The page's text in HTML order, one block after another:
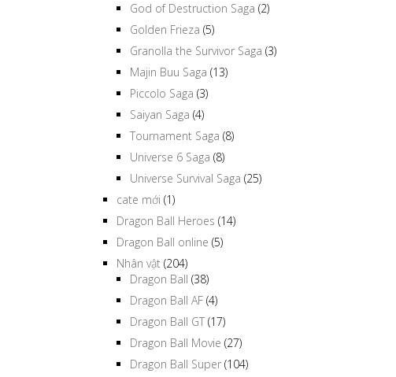
God of Destruction Saga (2)
Golden Frieza (5)
Granolla the Survivor Saga (3)
Majin Buu Saga (13)
Piccolo Saga (3)
Saiyan Saga (4)
Tournament Saga (8)
Universe 6 Saga (8)
Universe Survival Saga (25)
cate mới (1)
Dragon Ball Heroes (14)
Dragon Ball online (5)
Nhân vật (204)
Dragon Ball (38)
Dragon Ball AF (4)
Dragon Ball GT (17)
Dragon Ball Movie (27)
Dragon Ball Super (104)